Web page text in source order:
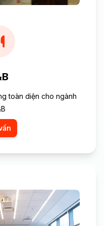
toàn diện cho ngành